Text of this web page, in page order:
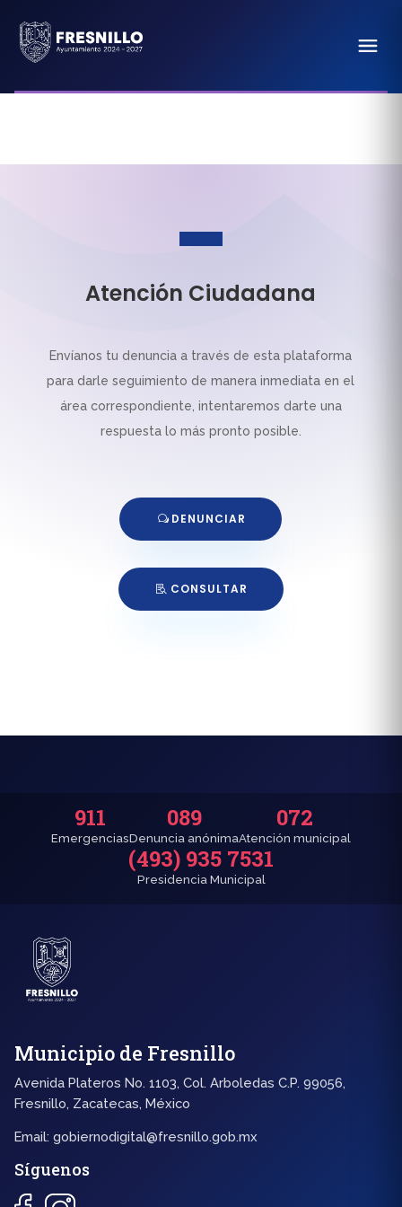
Atención Ciudadana
Envíanos tu denuncia a través de esta plataforma
para darle seguimiento de manera inmediata en el
área correspondiente, intentaremos darte una
respuesta lo más pronto posible.
DENUNCIAR
CONSULTAR
911
Emergencias
089
Denuncia anónima
072
Atención municipal
(493) 935 7531
Presidencia Municipal
Municipio de Fresnillo
Avenida Plateros No. 1103, Col. Arboledas C.P. 99056,
Fresnillo, Zacatecas, México
Email: gobiernodigital@fresnillo.gob.mx
Síguenos